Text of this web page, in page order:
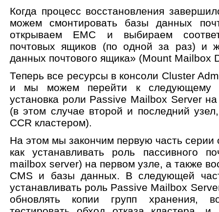
Когда процесс восстановления
можем смонтировать базы данных
открываем EMC и выбираем
почтовых ящиков (по одной за раз) и
данных почтового ящика» (Mount Mailbox
Теперь все ресурсы в консоли Cluster
и мы можем перейти к следующему
установка роли Passive Mailbox Server
(в этом случае второй и последний
CCR кластером).
На этом мы закончим первую часть серии
как устанавливать роль пассивного
mailbox server) на первом узле, а также
CMS и базы данных. В следующей
устанавливать роль Passive Mailbox
обновлять копии групп хранения,